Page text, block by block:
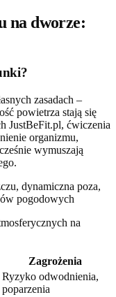
na dworze:
zasadach –
powietrza stają się
JustBeFit.pl, ćwiczenia
organizmu,
wymuszają
na
Zagrożenia
Ryzyko odwodnienia,
poparzenia